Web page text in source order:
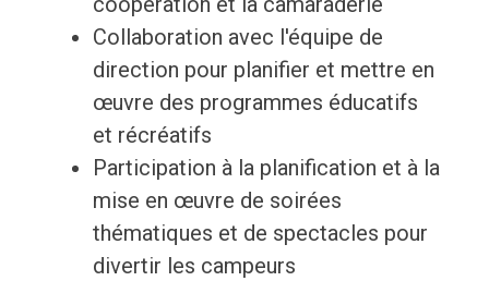
Collaboration avec l'équipe de
direction pour planifier et mettre en
œuvre des programmes éducatifs
et récréatifs
Participation à la planification et à la
mise en œuvre de soirées
thématiques et de spectacles pour
divertir les campeurs